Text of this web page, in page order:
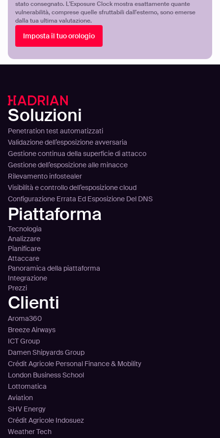
stato consegnato. L'Exposure Clock mostra esattamente quante
vulnerabilità, comprese quelle sfruttabili dall'esterno, sono emerse
dalla tua ultima valutazione.
Imposta il tuo orologio
Soluzioni
Penetration test automatizzati
Validazione dell’esposizione avversaria
Gestione continua della superficie di attacco
Gestione dell’esposizione alle minacce
Rilevamento infostealer
Visibilità e controllo dell’esposizione cloud
Configurazione Errata Ed Esposizione Del DNS
Piattaforma
Tecnologia
Analizzare
Pianificare
Attaccare
Panoramica della piattaforma
Integrazione
Prezzi
Clienti
Aroma360
Breeze Airways
ICT Group
Damen Shipyards Group
Crédit Agricole Personal Finance & Mobility
London Business School
Lottomatica
Aviation
SHV Energy
Crédit Agricole Indosuez
Weather Tech